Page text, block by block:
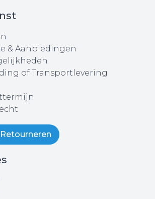
& Aanbiedingen
of Transportlevering